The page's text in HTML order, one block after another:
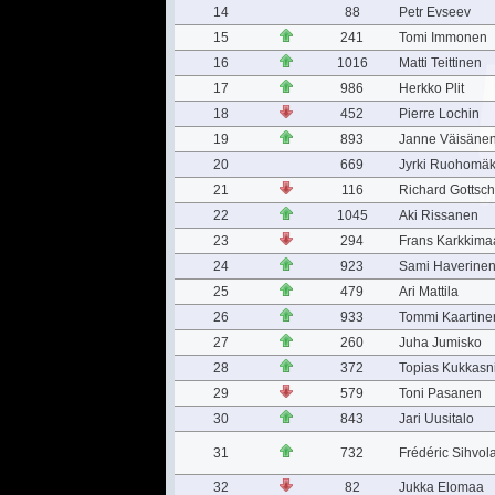
14 88
Petr Evseev
15
241
Tomi Immonen
16
1016
Matti Teittinen
17
986
Herkko Plit
18
452
Pierre Lochin
19
893
Janne
20
669
Jyrki
21
116
Richard
22
1045
Aki Rissanen
23
294
Frans
24
923
Sami Haverinen
25
479
Ari Mattila
26
933
Tommi
27
260
Juha Jumisko
28
372
Topias
29
579
Toni Pasanen
30
843 Jari Uusitalo
31 732 Frédéric
32 82 Jukka Elomaa